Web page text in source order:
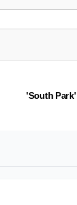
'South